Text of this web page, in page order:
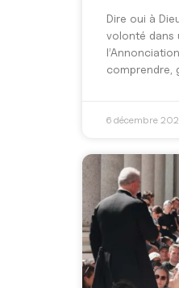
Dire oui à
volonté dans
comprendre,
6 décembre